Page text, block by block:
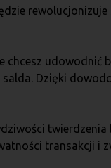
chcesz
Dzięki
transakcji i